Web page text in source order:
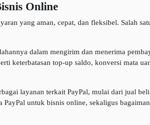
Online
yang aman, cepat, dan fleksibel. Salah
dalam mengirim dan menerima
keterbatasan top-up saldo, konversi mata
layanan terkait PayPal, mulai dari jual
untuk bisnis online, sekaligus